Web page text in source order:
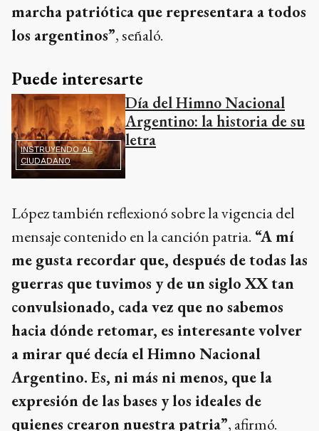
marcha patriótica que representara a todos
los argentinos”, señaló.
Puede interesarte
INSTRUYENDO AL
CIUDADANO
Día del Himno Nacional
Argentino: la historia de su
letra
López también reflexionó sobre la vigencia del
mensaje contenido en la canción patria. “A mí
me gusta recordar que, después de todas las
guerras que tuvimos y de un siglo XX tan
convulsionado, cada vez que no sabemos
hacia dónde retomar, es interesante volver
a mirar qué decía el Himno Nacional
Argentino. Es, ni más ni menos, que la
expresión de las bases y los ideales de
quienes crearon nuestra patria”, afirmó.